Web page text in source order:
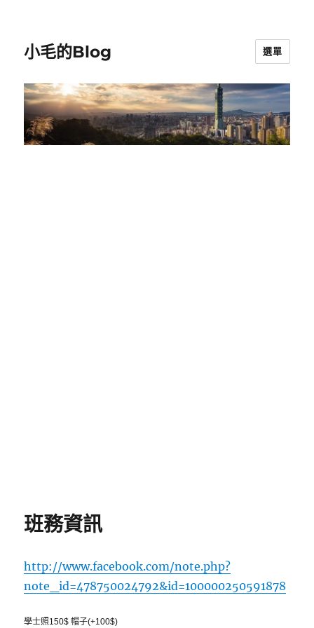
小毛的Blog 選單
班務資訊
http://www.facebook.com/note.php?
note_id=478750024792&id=100000250591878
學士照150$ 帽子(+100$)